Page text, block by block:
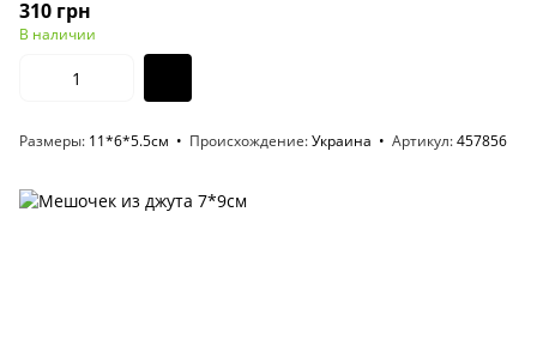
310 грн
В наличии
Размеры 11*6*5.5см Происхождение Украина Артикул 457856